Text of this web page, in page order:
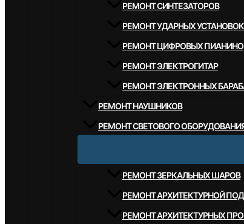
РЕМОНТ СИНТЕЗАТОРОВ
РЕМОНТ УДАРНЫХ УСТАНОВОК
РЕМОНТ ЦИФРОВЫХ ПИАНИНО
РЕМОНТ ЭЛЕКТРОГИТАР
РЕМОНТ ЭЛЕКТРОННЫХ
РЕМОНТ НАУШНИКОВ
РЕМОНТ СВЕТОВОГО
РЕМОНТ ЗЕРКАЛЬНЫХ ШАРОВ
РЕМОНТ АРХИТЕКТУРНОЙ
РЕМОНТ АРХИТЕКТУРНЫХ